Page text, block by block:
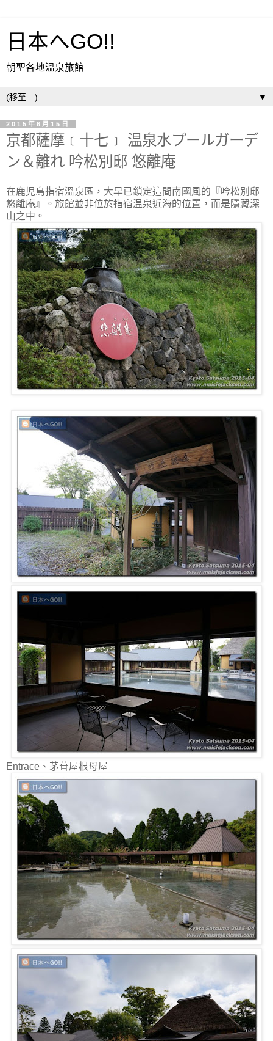
日本へGO!!
朝聖各地溫泉旅館
▼
2015年6月15日
京都薩摩﹝十七﹞ 温泉水プールガーデ
ン＆離れ 吟松別邸 悠離庵
在鹿児島指宿溫泉區，大早已鎖定這間南國風的『吟松別邸
悠離庵』。旅館並非位於指宿温泉近海的位置，而是隱藏深
山之中。
Entrace、茅葺屋根母屋